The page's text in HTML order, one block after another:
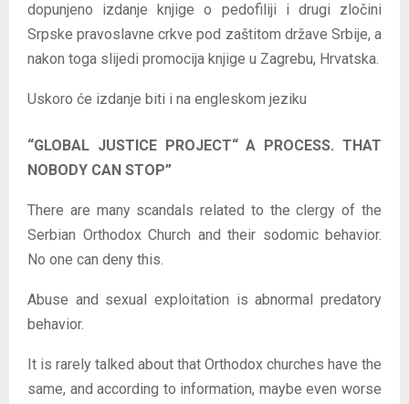
dopunjeno izdanje knjige o pedofiliji i drugi zločini
Srpske pravoslavne crkve pod zaštitom države Srbije, a
nakon toga slijedi promocija knjige u Zagrebu, Hrvatska.
Uskoro će izdanje biti i na engleskom jeziku
“GLOBAL JUSTICE PROJECT“ A PROCESS. THAT
NOBODY CAN STOP”
There are many scandals related to the clergy of the
Serbian Orthodox Church and their sodomic behavior.
No one can deny this.
Abuse and sexual exploitation is abnormal predatory
behavior.
It is rarely talked about that Orthodox churches have the
same, and according to information, maybe even worse